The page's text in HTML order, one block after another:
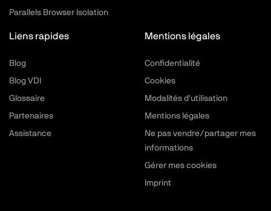
Parallels Browser Isolation
Liens rapides
Blog
Blog VDI
Glossaire
Partenaires
Assistance
Mentions légales
Confidentialité
Cookies
Modalités d'utilisation
Mentions légales
Ne pas vendre/partager mes
informations
Gérer mes cookies
Imprint